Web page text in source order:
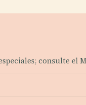
consulte el